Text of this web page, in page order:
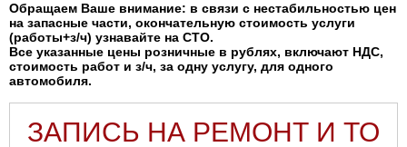
Обращаем Ваше внимание: в связи с нестабильностью цен
на запасные части, окончательную стоимость услуги
(работы+з/ч) узнавайте на СТО.
Все указанные цены розничные в рублях, включают НДС,
стоимость работ и з/ч, за одну услугу, для одного
автомобиля.
ЗАПИСЬ НА РЕМОНТ И ТО